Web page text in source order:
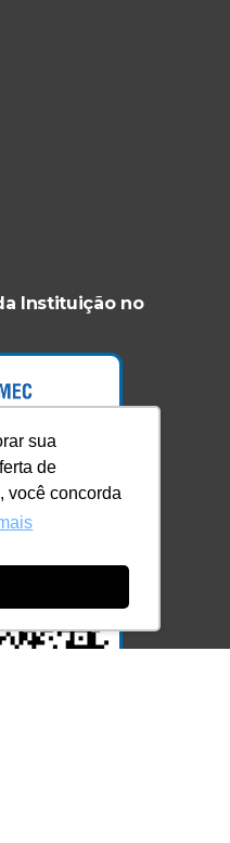
sua
de
você concorda
Instituição no